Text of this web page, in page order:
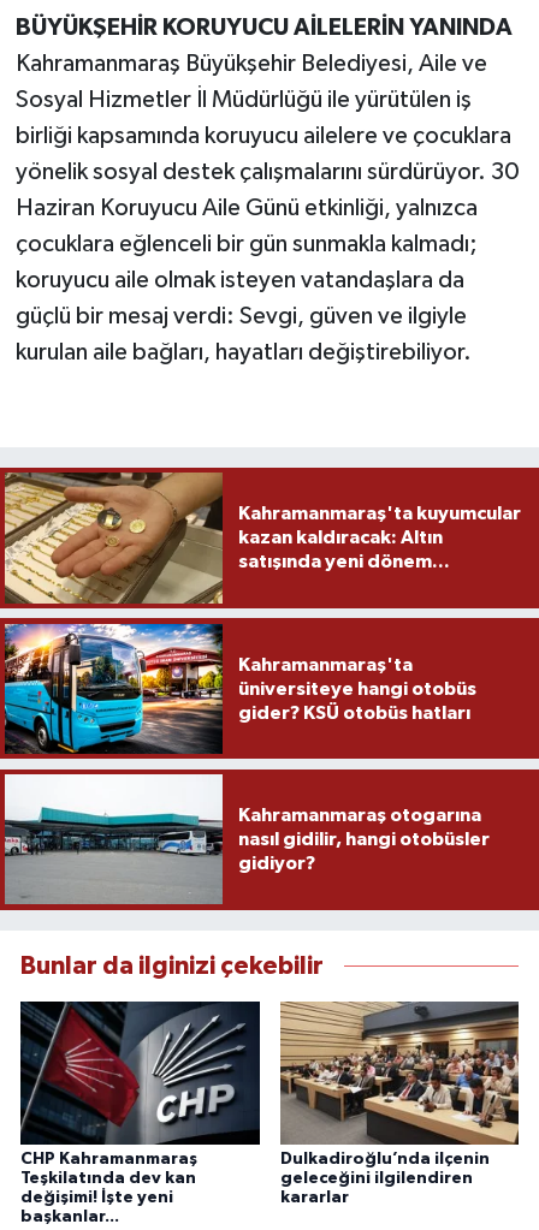
BÜYÜKŞEHİR KORUYUCU AİLELERİN YANINDA
Kahramanmaraş Büyükşehir Belediyesi, Aile ve
Sosyal Hizmetler İl Müdürlüğü ile yürütülen iş
birliği kapsamında koruyucu ailelere ve çocuklara
yönelik sosyal destek çalışmalarını sürdürüyor. 30
Haziran Koruyucu Aile Günü etkinliği, yalnızca
çocuklara eğlenceli bir gün sunmakla kalmadı;
koruyucu aile olmak isteyen vatandaşlara da
güçlü bir mesaj verdi: Sevgi, güven ve ilgiyle
kurulan aile bağları, hayatları değiştirebiliyor.
Kahramanmaraş'ta kuyumcular
kazan kaldıracak: Altın
satışında yeni dönem...
Kahramanmaraş'ta
üniversiteye hangi otobüs
gider? KSÜ otobüs hatları
Kahramanmaraş otogarına
nasıl gidilir, hangi otobüsler
gidiyor?
Bunlar da ilginizi çekebilir
CHP Kahramanmaraş
Teşkilatında dev kan
değişimi! İşte yeni
başkanlar...
Dulkadiroğlu’nda ilçenin
geleceğini ilgilendiren
kararlar